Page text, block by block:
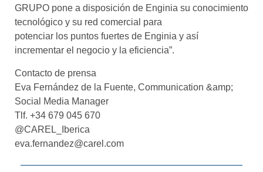
GRUPO pone a disposición de Enginia su conocimiento
tecnológico y su red comercial para
potenciar los puntos fuertes de Enginia y así
incrementar el negocio y la eficiencia”.
Contacto de prensa
Eva Fernández de la Fuente, Communication &amp;
Social Media Manager
Tlf. +34 679 045 670
@CAREL_Iberica
eva.fernandez@carel.com